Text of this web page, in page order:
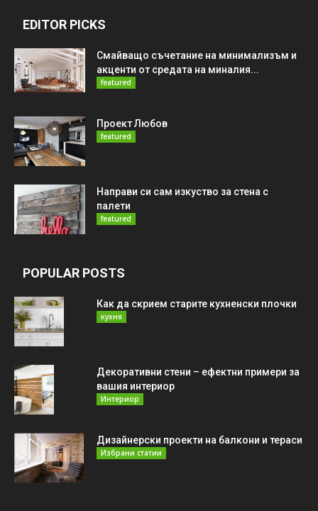
EDITOR PICKS
Смайващо съчетание на минимализъм и
акценти от средата на миналия...
featured
Проект Любов
featured
Направи си сам изкуство за стена с
палети
featured
POPULAR POSTS
Как да скрием старите кухненски плочки
кухня
Декоративни стени – ефектни примери за
вашия интериор
Интериор
Дизайнерски проекти на балкони и тераси
Избрани статии